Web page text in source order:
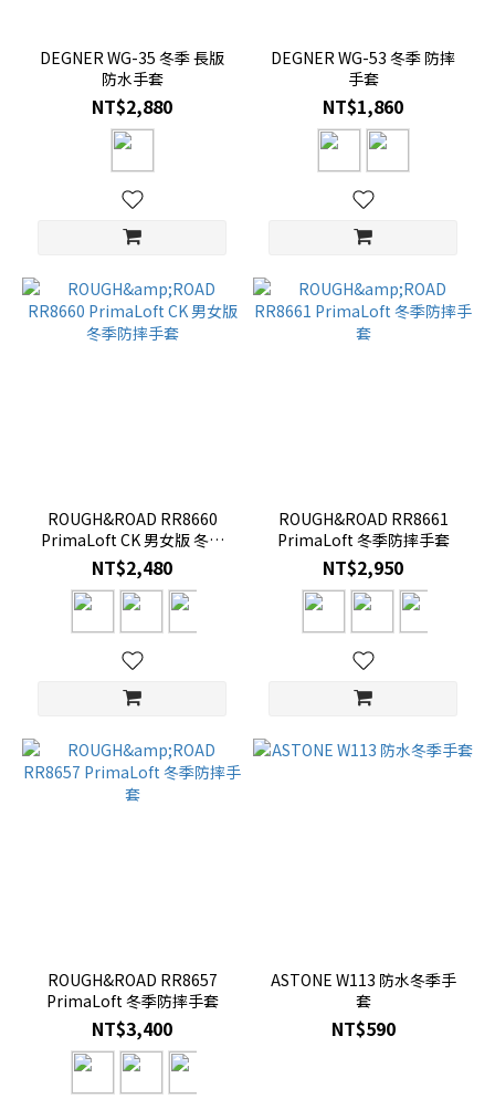
DEGNER WG-35 冬季 長版
防水手套
NT$2,880
DEGNER WG-53 冬季 防摔
手套
NT$1,860
ROUGH&ROAD RR8660
PrimaLoft CK 男女版 冬季
防摔手套
NT$2,480
ROUGH&ROAD RR8661
PrimaLoft 冬季防摔手套
NT$2,950
ROUGH&ROAD RR8657
PrimaLoft 冬季防摔手套
NT$3,400
ASTONE W113 防水冬季手
套
NT$590